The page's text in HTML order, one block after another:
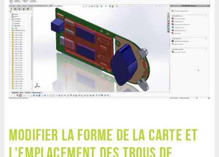
Modifier la forme de la carte et
l'emplacement des trous de